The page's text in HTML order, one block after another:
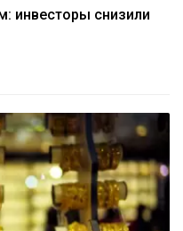
инвесторы снизили